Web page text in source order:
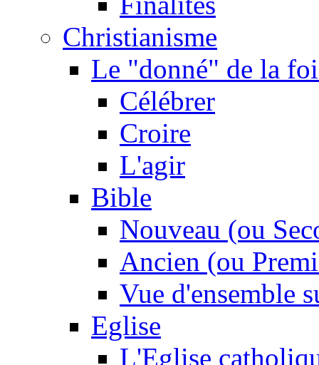
Christianisme
Le "donné" de la
Célébrer
Croire
L'agir
Bible
Nouveau (ou
Ancien (ou
Vue d'ensemble
Eglise
L'Eglise